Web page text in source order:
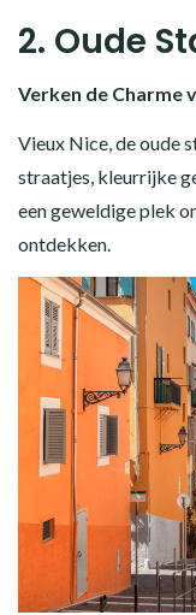
2. Oude
Verken de Charme
Vieux Nice, de oude
straatjes, kleurrijke
een geweldige plek
ontdekken.